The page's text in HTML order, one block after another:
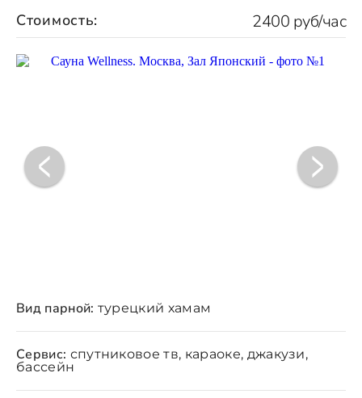
Стоимость: 2400 руб/час
Вид парной: турецкий хамам
Сервис: спутниковое тв, караоке, джакузи,
бассейн